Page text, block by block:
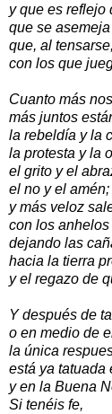
y que es reflejo
que se
que, al
con los que
Cuanto más
más juntos
la rebeldía y la
la protesta y la
el grito y el
el no y el amén;
y más veloz
con los
dejando las
hacia la tierra
y el regazo de
Y después de
o en medio de
la única
está ya tatuada
y en la Buena
Si tenéis fe,